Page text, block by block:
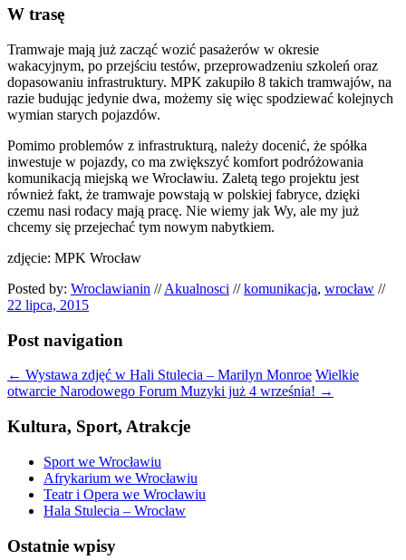
W trasę
Tramwaje mają już zacząć wozić pasażerów w okresie
wakacyjnym, po przejściu testów, przeprowadzeniu szkoleń oraz
dopasowaniu infrastruktury. MPK zakupiło 8 takich tramwajów, na
razie budując jedynie dwa, możemy się więc spodziewać kolejnych
wymian starych pojazdów.
Pomimo problemów z infrastrukturą, należy docenić, że spółka
inwestuje w pojazdy, co ma zwiększyć komfort podróżowania
komunikacją miejską we Wrocławiu. Zaletą tego projektu jest
również fakt, że tramwaje powstają w polskiej fabryce, dzięki
czemu nasi rodacy mają pracę. Nie wiemy jak Wy, ale my już
chcemy się przejechać tym nowym nabytkiem.
zdjęcie: MPK Wrocław
Posted by: Wroclawianin // Akualnosci // komunikacja, wrocław //
22 lipca, 2015
Post navigation
← Wystawa zdjęć w Hali Stulecia – Marilyn Monroe Wielkie
otwarcie Narodowego Forum Muzyki już 4 września! →
Kultura, Sport, Atrakcje
Sport we Wrocławiu
Afrykarium we Wrocławiu
Teatr i Opera we Wrocławiu
Hala Stulecia – Wrocław
Ostatnie wpisy